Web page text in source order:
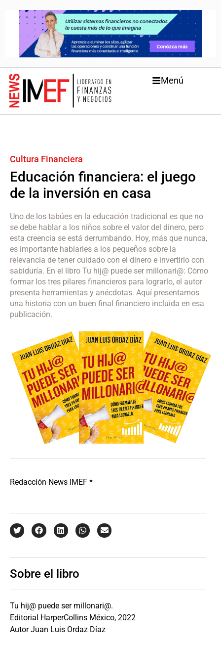
Menú
Cultura Financiera
Educación financiera: el juego
de la inversión en casa
Uno de los tabúes en la educación tradicional es que no
se debe hablar a los niños sobre el valor del dinero, pero
esta creencia se está derrumbando. Hoy, más que nunca,
es importante hablarles a los pequeños sobre la
relevancia de tener cuidado con el dinero e invertirlo con
sabiduría. En el libro Tu hij@ puede ser millonari@: Cómo
formar los tres pilares financieros para lograrlo, el autor
presenta herramientas y anécdotas. Aquí presentamos
una historia con un buen final financiero incluida en esa
publicación.
Redacción News IMEF *
Sobre el libro
Tu hij@ puede ser millonari@.
Editorial HarperCollins México, 2022
Autor Juan Luis Ordaz Díaz